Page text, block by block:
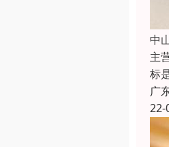
中
主
标
广
22-